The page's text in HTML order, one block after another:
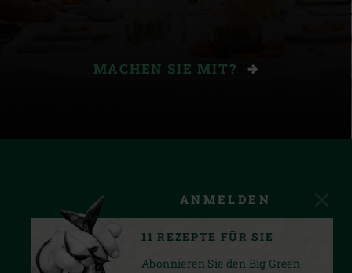
MACHEN SIE MIT?
ANMELDEN
11 REZEPTE FÜR SIE
Abonnieren Sie den Big Green